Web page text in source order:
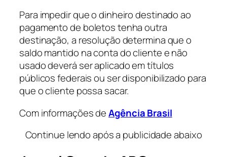
Para impedir que o dinheiro destinado ao
pagamento de boletos tenha outra
destinação, a resolução determina que o
saldo mantido na conta do cliente e não
usado deverá ser aplicado em títulos
públicos federais ou ser disponibilizado para
que o cliente possa sacar.
Com informações deAgência Brasil
Continue lendo após a publicidade abaixo